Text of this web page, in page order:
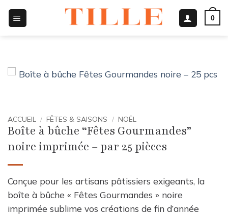
contenu
0
ACCUEIL / FÊTES & SAISONS / NOËL
Boîte à bûche “Fêtes Gourmandes”
noire imprimée – par 25 pièces
Conçue pour les artisans pâtissiers exigeants, la
boîte à bûche « Fêtes Gourmandes » noire
imprimée sublime vos créations de fin d’année